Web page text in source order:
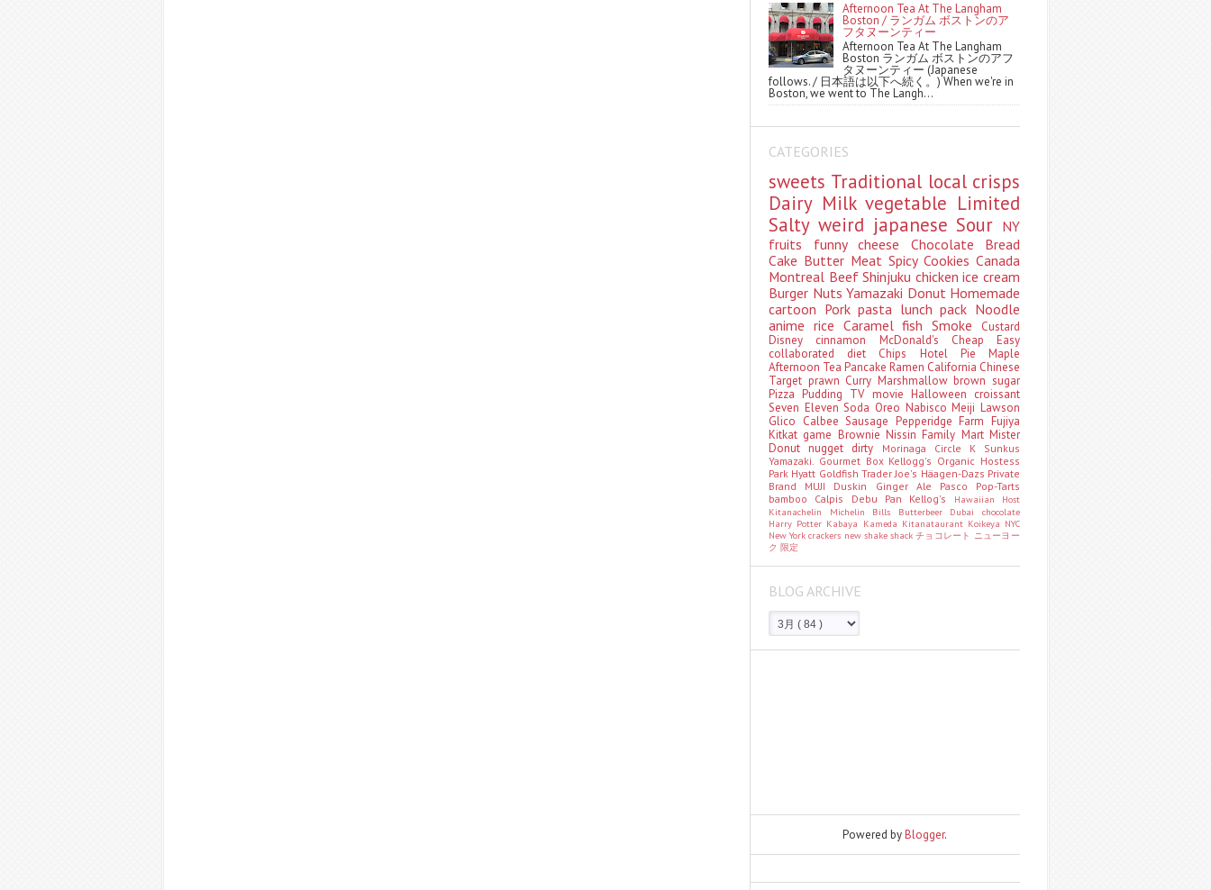
Afternoon Tea At The Langham
Boston / ランガム ボストンのア
フタヌーンティー
Afternoon Tea At The Langham
Boston ランガム ボストンのアフ
タヌーンティー (Japanese
follows. / 日本語は以下へ続く。) When we're in
Boston, we went to The Langh...
CATEGORIES
sweets Traditional local crisps
Dairy Milkvegetable Limited
Salty weird japanese Sour NY
fruits funny cheese Chocolate Bread
Cake Butter Meat Spicy Cookies Canada
Montreal BeefShinjuku chickenice cream
Burger Nuts Yamazaki Donut Homemade
cartoon Porkpasta lunch pack Noodle
anime rice CaramelfishSmoke
Custard
Disney cinnamon McDonald's Cheap Easy
collaborated diet Chips Hotel PieMaple
Afternoon Tea Pancake Ramen California Chinese
Target prawn Curry Marshmallowbrown sugar
PizzaPudding TV movie Halloween croissant
Seven ElevenSoda Oreo NabiscoMeijiLawson
Glico CalbeeSausage Pepperidge FarmFujiya
Kitkat game BrownieNissinFamily MartMister
Donutnugget dirty Morinaga Circle K Sunkus
Yamazaki. Gourmet Box Kellogg's Organic Hostess
Park Hyatt GoldfishTrader Joe's Häagen-Dazs Private
Brand MUJI Duskin Ginger Ale Pasco Pop-Tarts
bamboo Calpis Debu Pan Kellog's
Hawaiian Host
Kitanachelin Michelin Bills Butterbeer Dubai chocolate
Harry Potter Kabaya Kameda Kitanataurant Koikeya NYC
New Yorkcrackers new shake shackチョコレート ニューヨー
ク 限定
BLOG ARCHIVE
Powered byBlogger.